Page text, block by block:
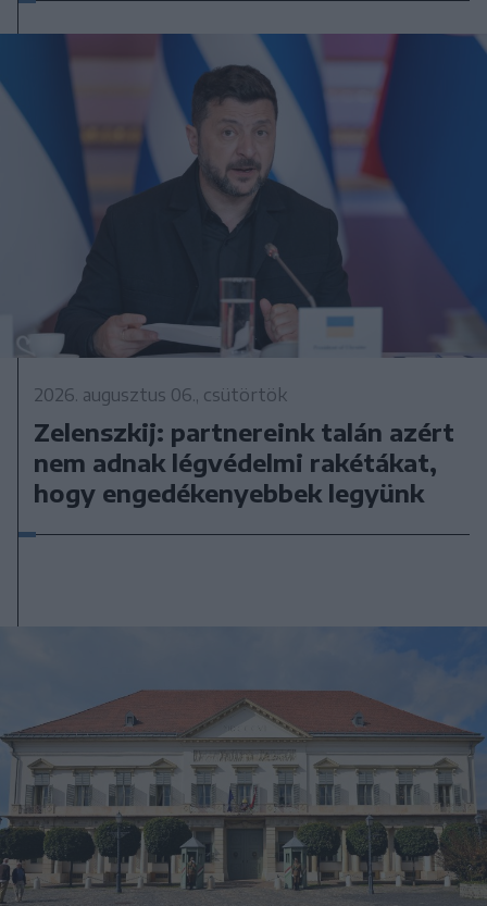
2026. augusztus 06., csütörtök
Zelenszkij: partnereink talán azért
nem adnak légvédelmi rakétákat,
hogy engedékenyebbek legyünk